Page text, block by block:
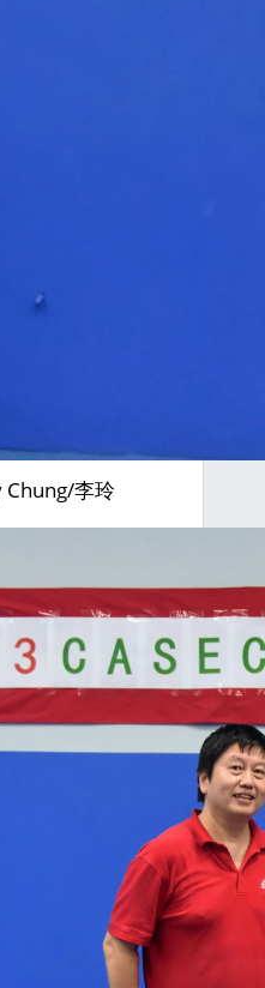
Chung/李玲